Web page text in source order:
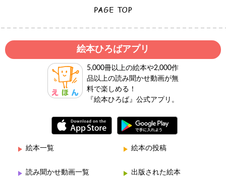
絵本ひろばアプリ
5,000冊以上の絵本や2,000作
品以上の読み聞かせ動画が無
料で楽しめる！
『絵本ひろば』公式アプリ。
絵本一覧 絵本の投稿
読み聞かせ動画一覧 出版された絵本